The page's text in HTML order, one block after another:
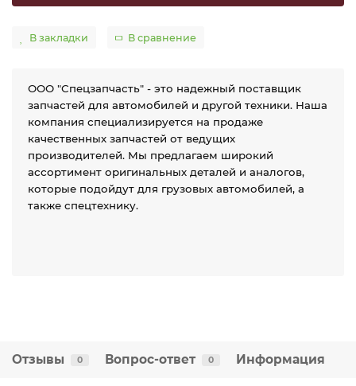
В закладки В сравнение
ООО "Спецзапчасть" - это надежный поставщик
запчастей для автомобилей и другой техники. Наша
компания специализируется на продаже
качественных запчастей от ведущих
производителей. Мы предлагаем широкий
ассортимент оригинальных деталей и аналогов,
которые подойдут для грузовых автомобилей, а
также спецтехнику.
Отзывы 0 Вопрос-ответ 0 Информация